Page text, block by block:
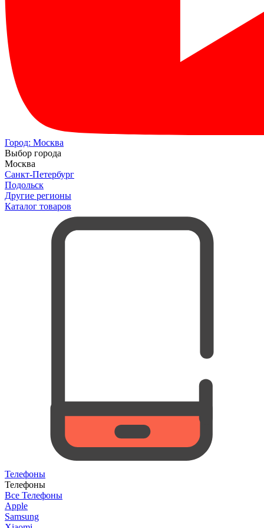
Город: Москва
Выбор города
Москва
Санкт-Петербург
Подольск
Другие регионы
Каталог товаров
Телефоны
Телефоны
Все Телефоны
Apple
Samsung